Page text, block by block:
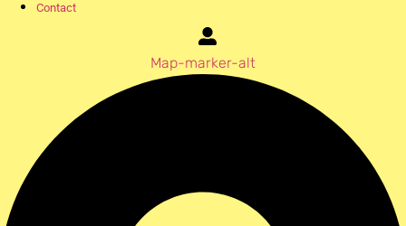
Contact
Map-marker-alt